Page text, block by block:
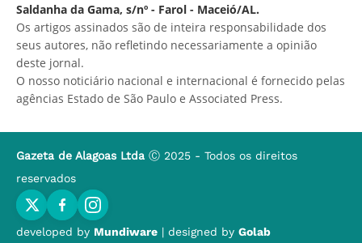
Saldanha da Gama, s/nº - Farol - Maceió/AL.
Os artigos assinados são de inteira responsabilidade dos
seus autores, não refletindo necessariamente a opinião
deste jornal.
O nosso noticiário nacional e internacional é fornecido pelas
agências Estado de São Paulo e Associated Press.
Gazeta de Alagoas Ltda Ⓒ 2025 - Todos os direitos
reservados
developed by Mundiware | designed by Golab